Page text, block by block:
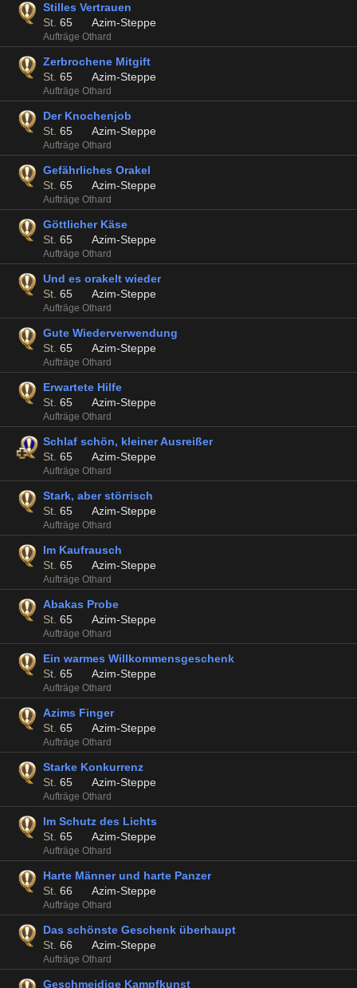
Stilles Vertrauen
St. 65 Azim-Steppe
Aufträge Othard
Zerbrochene Mitgift
St. 65 Azim-Steppe
Aufträge Othard
Der Knochenjob
St. 65 Azim-Steppe
Aufträge Othard
Gefährliches Orakel
St. 65 Azim-Steppe
Aufträge Othard
Göttlicher Käse
St. 65 Azim-Steppe
Aufträge Othard
Und es orakelt wieder
St. 65 Azim-Steppe
Aufträge Othard
Gute Wiederverwendung
St. 65 Azim-Steppe
Aufträge Othard
Erwartete Hilfe
St. 65 Azim-Steppe
Aufträge Othard
Schlaf schön, kleiner Ausreißer
St. 65 Azim-Steppe
Aufträge Othard
Stark, aber störrisch
St. 65 Azim-Steppe
Aufträge Othard
Im Kaufrausch
St. 65 Azim-Steppe
Aufträge Othard
Abakas Probe
St. 65 Azim-Steppe
Aufträge Othard
Ein warmes Willkommensgeschenk
St. 65 Azim-Steppe
Aufträge Othard
Azims Finger
St. 65 Azim-Steppe
Aufträge Othard
Starke Konkurrenz
St. 65 Azim-Steppe
Aufträge Othard
Im Schutz des Lichts
St. 65 Azim-Steppe
Aufträge Othard
Harte Männer und harte Panzer
St. 66 Azim-Steppe
Aufträge Othard
Das schönste Geschenk überhaupt
St. 66 Azim-Steppe
Aufträge Othard
Geschmeidige Kampfkunst